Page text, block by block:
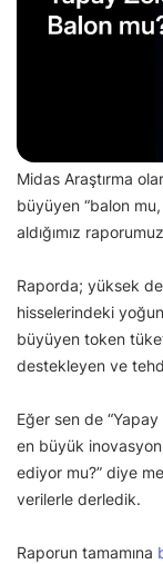
Midas Araştırma
büyüyen “balon mu,
aldığımız
Raporda; yüksek
hisselerindeki
büyüyen token
destekleyen ve
Eğer sen de
en büyük
ediyor mu?” diye
verilerle derledik.
Raporun tamamına